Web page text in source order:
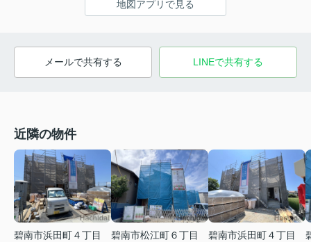
地図アプリで見る
メールで共有する LINEで共有する
近隣の物件
碧南市浜田町４丁目
碧南市松江町６丁目
碧南市浜田町４丁目